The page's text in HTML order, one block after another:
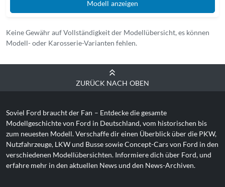
Modell anzeigen
Keine Gewähr auf Vollständigkeit der Modellübersicht, es können
Modell- oder Karosserie-Varianten fehlen.
ZURÜCK NACH OBEN
Soviel Ford braucht der Fan – Entdecke die gesamte
Modellgeschichte von Ford in Deutschland, vom historischen bis
zum neuesten Modell. Verschaffe dir einen Überblick über die PKW,
Nutzfahrzeuge, LKW und Busse sowie Concept-Cars von Ford in den
verschiedenen Modellübersichten. Informiere dich über Ford, und
erfahre mehr in den aktuellen News und den News-Archiven.